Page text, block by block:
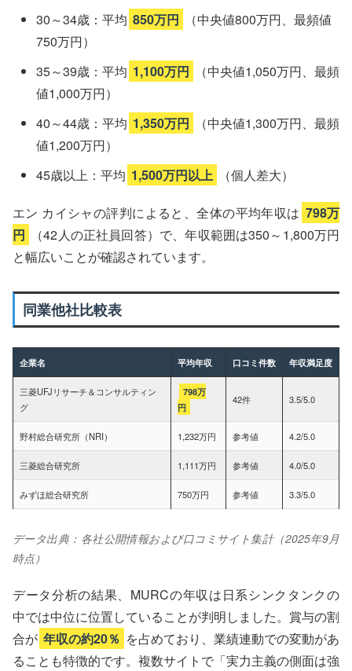
30～34歳：平均 850万円
（中央値800万円、最頻値
750万円）
35～39歳：平均 1,100万円
（中央値1,050万円、最頻
値1,000万円）
40～44歳：平均 1,350万円
（中央値1,300万円、最頻
値1,200万円）
45歳以上：平均 1,500万円以上 （個人差大）
エン カイシャの評判によると、全体の平均年収は 798万
円
（42人の正社員回答）で、年収範囲は350～1,800万円
と幅広いことが確認されています。
同業他社比較表
企業名 平均年収 口コミ件数 年収満足度
三菱UFJリサーチ＆コンサルティン
グ
798万
円
42件 3.5/5.0
野村総合研究所（NRI） 1,232万円 参考値 4.2/5.0
三菱総合研究所 1,111万円 参考値 4.0/5.0
みずほ総合研究所 750万円 参考値 3.3/5.0
データ出典：各社公開情報および口コミサイト集計（2025年9月
時点）
データ分析の結果、MURCの年収は日系シンクタンクの
中では中位に位置していることが判明しました。賞与の割
合が 年収の約20％ を占めており、業績連動での変動があ
ることも特徴的です。複数サイトで「実力主義の側面は強